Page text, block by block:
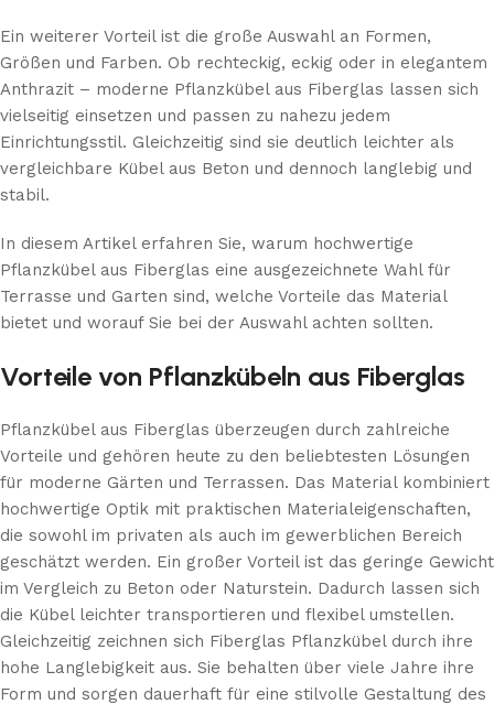
Ein weiterer Vorteil ist die große Auswahl an Formen,
Größen und Farben. Ob rechteckig, eckig oder in elegantem
Anthrazit – moderne Pflanzkübel aus Fiberglas lassen sich
vielseitig einsetzen und passen zu nahezu jedem
Einrichtungsstil. Gleichzeitig sind sie deutlich leichter als
vergleichbare Kübel aus Beton und dennoch langlebig und
stabil.
In diesem Artikel erfahren Sie, warum hochwertige
Pflanzkübel aus Fiberglas eine ausgezeichnete Wahl für
Terrasse und Garten sind, welche Vorteile das Material
bietet und worauf Sie bei der Auswahl achten sollten.
Vorteile von Pflanzkübeln aus Fiberglas
Pflanzkübel aus Fiberglas überzeugen durch zahlreiche
Vorteile und gehören heute zu den beliebtesten Lösungen
für moderne Gärten und Terrassen. Das Material kombiniert
hochwertige Optik mit praktischen Materialeigenschaften,
die sowohl im privaten als auch im gewerblichen Bereich
geschätzt werden. Ein großer Vorteil ist das geringe Gewicht
im Vergleich zu Beton oder Naturstein. Dadurch lassen sich
die Kübel leichter transportieren und flexibel umstellen.
Gleichzeitig zeichnen sich Fiberglas Pflanzkübel durch ihre
hohe Langlebigkeit aus. Sie behalten über viele Jahre ihre
Form und sorgen dauerhaft für eine stilvolle Gestaltung des